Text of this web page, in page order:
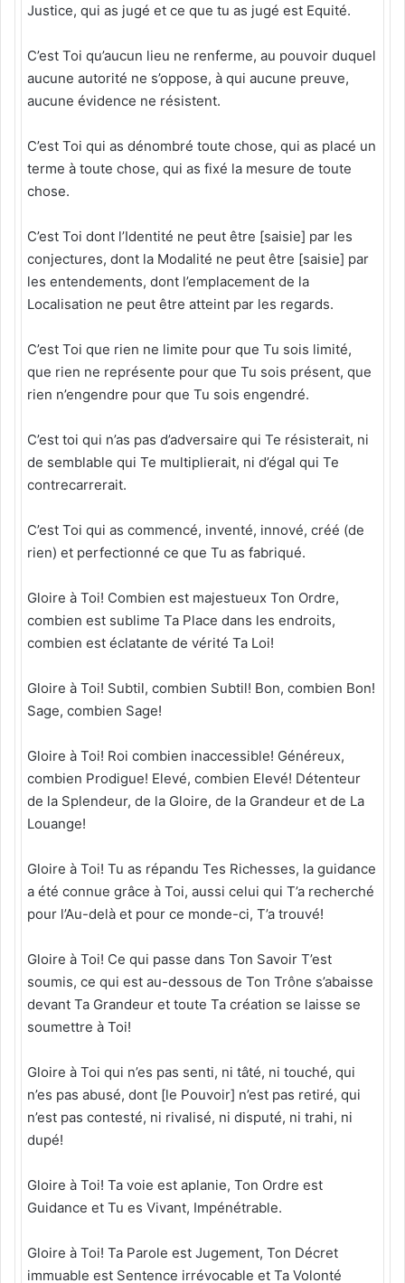
Justice, qui as jugé et ce que tu as jugé est Equité.
C’est Toi qu’aucun lieu ne renferme, au pouvoir duquel
aucune autorité ne s’oppose, à qui aucune preuve,
aucune évidence ne résistent.
C’est Toi qui as dénombré toute chose, qui as placé un
terme à toute chose, qui as fixé la mesure de toute
chose.
C’est Toi dont l’Identité ne peut être [saisie] par les
conjectures, dont la Modalité ne peut être [saisie] par
les entendements, dont l’emplacement de la
Localisation ne peut être atteint par les regards.
C’est Toi que rien ne limite pour que Tu sois limité,
que rien ne représente pour que Tu sois présent, que
rien n’engendre pour que Tu sois engendré.
C’est toi qui n’as pas d’adversaire qui Te résisterait, ni
de semblable qui Te multiplierait, ni d’égal qui Te
contrecarrerait.
C’est Toi qui as commencé, inventé, innové, créé (de
rien) et perfectionné ce que Tu as fabriqué.
Gloire à Toi! Combien est majestueux Ton Ordre,
combien est sublime Ta Place dans les endroits,
combien est éclatante de vérité Ta Loi!
Gloire à Toi! Subtil, combien Subtil! Bon, combien Bon!
Sage, combien Sage!
Gloire à Toi! Roi combien inaccessible! Généreux,
combien Prodigue! Elevé, combien Elevé! Détenteur
de la Splendeur, de la Gloire, de la Grandeur et de La
Louange!
Gloire à Toi! Tu as répandu Tes Richesses, la guidance
a été connue grâce à Toi, aussi celui qui T’a recherché
pour l’Au-delà et pour ce monde-ci, T’a trouvé!
Gloire à Toi! Ce qui passe dans Ton Savoir T’est
soumis, ce qui est au-dessous de Ton Trône s’abaisse
devant Ta Grandeur et toute Ta création se laisse se
soumettre à Toi!
Gloire à Toi qui n’es pas senti, ni tâté, ni touché, qui
n’es pas abusé, dont [le Pouvoir] n’est pas retiré, qui
n’est pas contesté, ni rivalisé, ni disputé, ni trahi, ni
dupé!
Gloire à Toi! Ta voie est aplanie, Ton Ordre est
Guidance et Tu es Vivant, Impénétrable.
Gloire à Toi! Ta Parole est Jugement, Ton Décret
immuable est Sentence irrévocable et Ta Volonté